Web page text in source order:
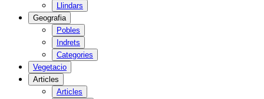
Llindars
Geografia
Pobles
Indrets
Categories
Vegetacio
Articles
Articles